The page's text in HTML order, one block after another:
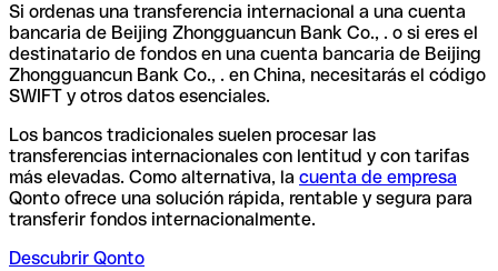
Si ordenas una transferencia internacional a una cuenta
bancaria de Beijing Zhongguancun Bank Co., . o si eres el
destinatario de fondos en una cuenta bancaria de Beijing
Zhongguancun Bank Co., . en China, necesitarás el código
SWIFT y otros datos esenciales.
Los bancos tradicionales suelen procesar las
transferencias internacionales con lentitud y con tarifas
más elevadas. Como alternativa, la cuenta de empresa
Qonto ofrece una solución rápida, rentable y segura para
transferir fondos internacionalmente.
Descubrir Qonto